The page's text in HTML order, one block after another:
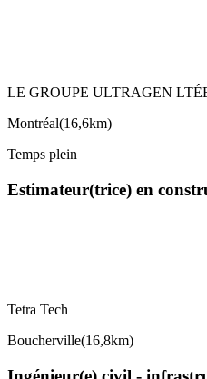
LE GROUPE ULTRAGEN
Montréal(16,6km)
Temps plein
Estimateur(trice) en
Tetra Tech
Boucherville(16,8km)